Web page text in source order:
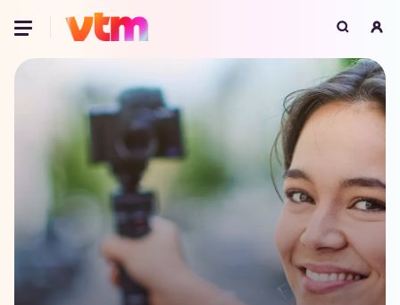
Voor je onze programma's gaat ontdekken,
best je browser updaten of hieronder één
van de ondersteunde browsers
downloaden.
Google Chrome Download
Download
Safari Download